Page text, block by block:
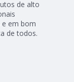
de alto
e em bom
de todos.